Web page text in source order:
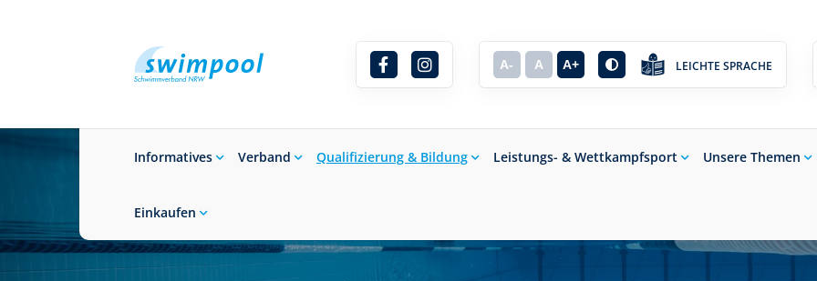
A- A A+ LEICHTE SPRACHE
Informatives Verband Qualifizierung & Bildung Leistungs- & Wettkampfsport Unsere Themen
Einkaufen